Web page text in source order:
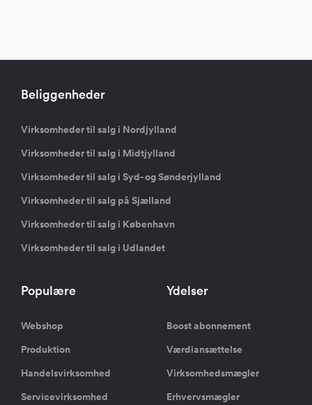
Beliggenheder
Virksomheder til salg i Nordjylland
Virksomheder til salg i Midtjylland
Virksomheder til salg i Syd- og Sønderjylland
Virksomheder til salg på Sjælland
Virksomheder til salg i København
Virksomheder til salg i Udlandet
Populære
Webshop
Produktion
Handelsvirksomhed
Servicevirksomhed
Ydelser
Boost abonnement
Værdiansættelse
Virksomhedsmægler
Erhvervsmægler